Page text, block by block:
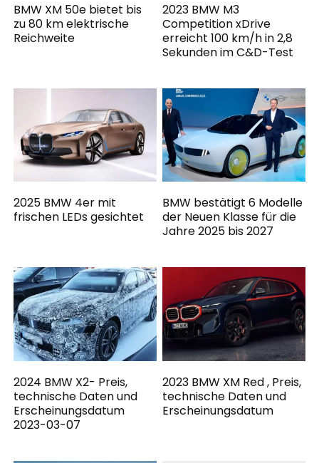
BMW XM 50e bietet bis
zu 80 km elektrische
Reichweite
2023 BMW M3
Competition xDrive
erreicht 100 km/h in 2,8
Sekunden im C&D-Test
2025 BMW 4er mit
frischen LEDs gesichtet
BMW bestätigt 6 Modelle
der Neuen Klasse für die
Jahre 2025 bis 2027
2024 BMW X2- Preis,
technische Daten und
Erscheinungsdatum
2023-03-07
2023 BMW XM Red , Preis,
technische Daten und
Erscheinungsdatum